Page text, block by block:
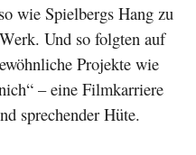
wie Spielbergs Hang zu
Und so folgten auf
Projekte wie
– eine Filmkarriere
sprechender Hüte.